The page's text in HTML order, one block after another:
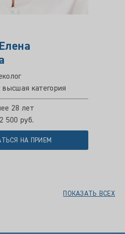
высшая категория
28 лет
500 руб.
НА ПРИЕМ
ПОКАЗАТЬ ВСЕХ